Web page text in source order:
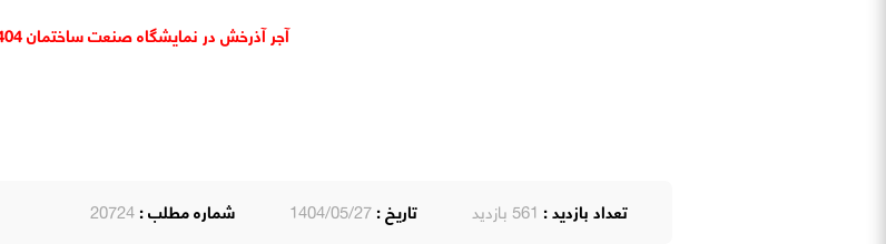
آجر آذرخش در نمایشگاه صنعت ساختمان 1404
تعداد بازدید : تاریخ :1404/05/27 شماره مطلب :20724